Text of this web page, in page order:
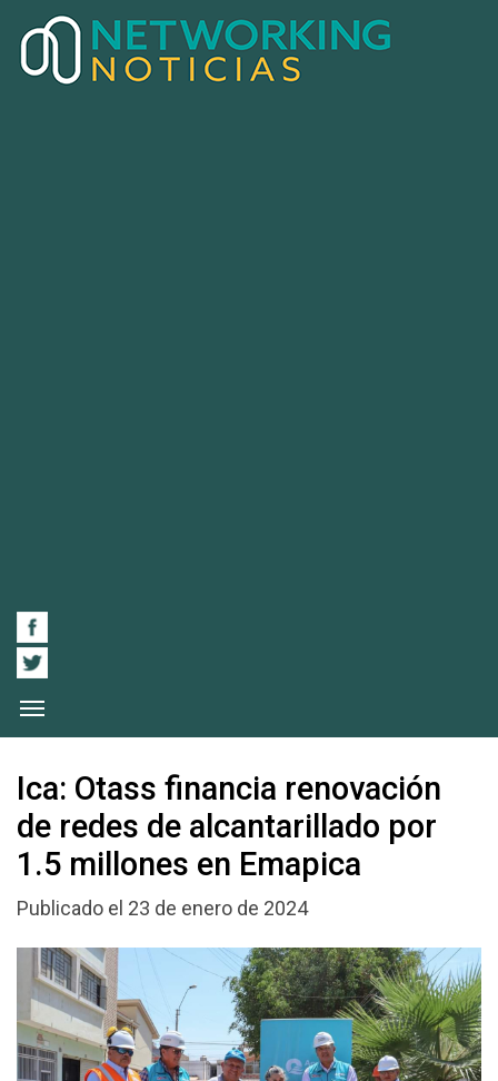
Ica: Otass financia renovación
de redes de alcantarillado por
1.5 millones en Emapica
Publicado el 23 de enero de 2024